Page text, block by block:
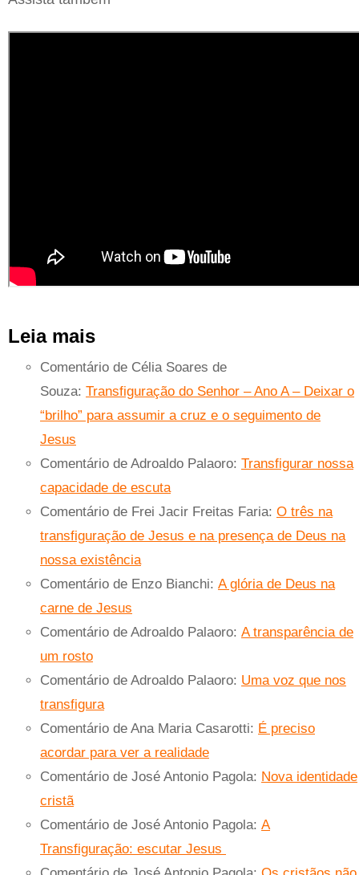
Leia mais
Comentário de Célia Soares de
Souza: Transfiguração do Senhor – Ano A – Deixar o
“brilho” para assumir a cruz e o seguimento de
Jesus
Comentário de Adroaldo Palaoro: Transfigurar nossa
capacidade de escuta
Comentário de Frei Jacir Freitas Faria: O três na
transfiguração de Jesus e na presença de Deus na
nossa existência
Comentário de Enzo Bianchi: A glória de Deus na
carne de Jesus
Comentário de Adroaldo Palaoro: A transparência de
um rosto
Comentário de Adroaldo Palaoro: Uma voz que nos
transfigura
Comentário de Ana Maria Casarotti: É preciso
acordar para ver a realidade
Comentário de José Antonio Pagola: Nova identidade
cristã
Comentário de José Antonio Pagola: A
Transfiguração: escutar Jesus